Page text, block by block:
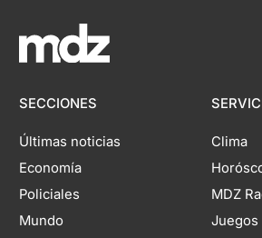
SECCIONES
Últimas noticias
Economía
Policiales
Mundo
Clima
MDZ
Juegos